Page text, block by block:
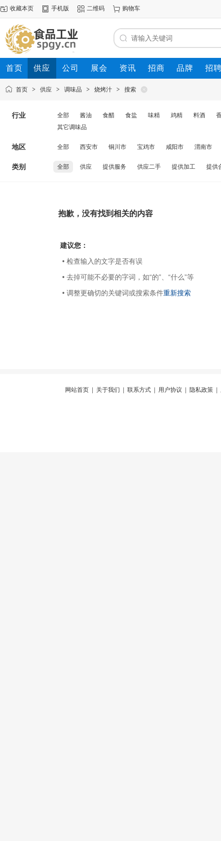
收藏本页 手机版 二维码 购物车
首页 供应 公司 展会 资讯 招商 品牌 招
首页 > 供应 > 调味品 > 烧烤汁 > 搜索
行业 全部 酱油 食醋 食盐 味精 鸡精 料酒
其它调味品
地区 全部 西安市 铜川市 宝鸡市 咸阳市 渭南市
类别 全部 供应 提供服务 供应二手 提供加工 提供
抱歉，没有找到相关的内容
建议您：
• 检查输入的文字是否有误
• 去掉可能不必要的字词，如“的”、“什么”等
• 调整更确切的关键词或搜索条件重新搜索
网站首页| 关于我们 联系方式| 用户协议 隐私政策|